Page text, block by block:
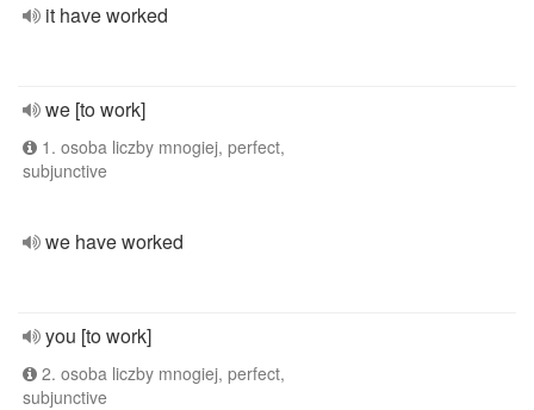
it have worked
we [to work]
1. osoba liczby mnogiej, perfect,
subjunctive
we have worked
you [to work]
2. osoba liczby mnogiej, perfect,
subjunctive